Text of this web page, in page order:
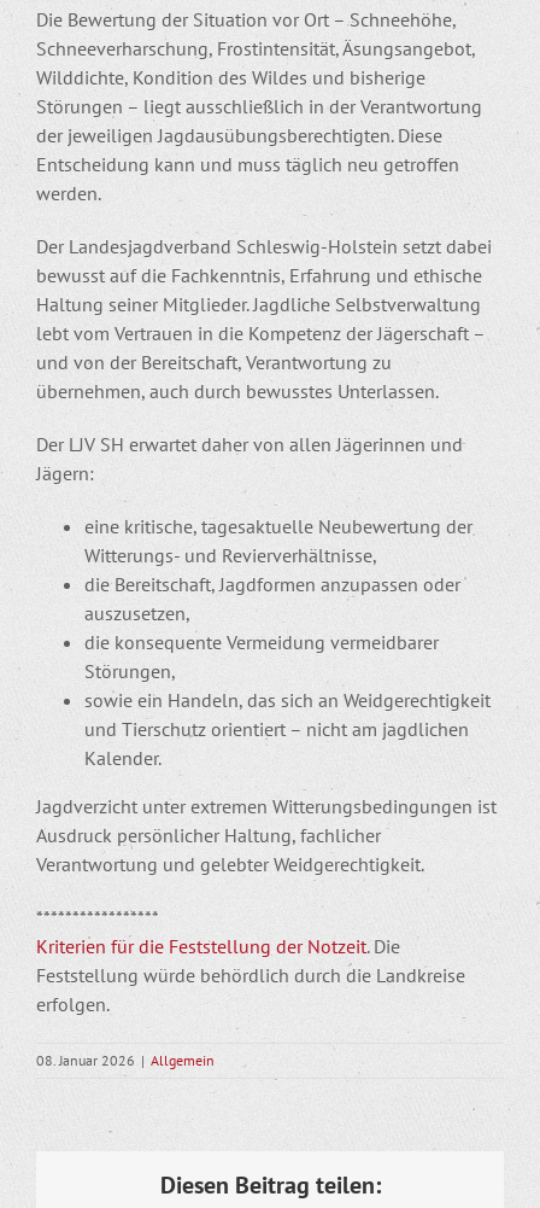
Die Bewertung der Situation vor Ort – Schneehöhe,
Schneeverharschung, Frostintensität, Äsungsangebot,
Wilddichte, Kondition des Wildes und bisherige
Störungen – liegt ausschließlich in der Verantwortung
der jeweiligen Jagdausübungsberechtigten. Diese
Entscheidung kann und muss täglich neu getroffen
werden.
Der Landesjagdverband Schleswig-Holstein setzt dabei
bewusst auf die Fachkenntnis, Erfahrung und ethische
Haltung seiner Mitglieder. Jagdliche Selbstverwaltung
lebt vom Vertrauen in die Kompetenz der Jägerschaft –
und von der Bereitschaft, Verantwortung zu
übernehmen, auch durch bewusstes Unterlassen.
Der LJV SH erwartet daher von allen Jägerinnen und
Jägern:
eine kritische, tagesaktuelle Neubewertung der
Witterungs- und Revierverhältnisse,
die Bereitschaft, Jagdformen anzupassen oder
auszusetzen,
die konsequente Vermeidung vermeidbarer
Störungen,
sowie ein Handeln, das sich an Weidgerechtigkeit
und Tierschutz orientiert – nicht am jagdlichen
Kalender.
Jagdverzicht unter extremen Witterungsbedingungen ist
Ausdruck persönlicher Haltung, fachlicher
Verantwortung und gelebter Weidgerechtigkeit.
*****************
Kriterien für die Feststellung der Notzeit. Die
Feststellung würde behördlich durch die Landkreise
erfolgen.
08. Januar 2026 | Allgemein
Diesen Beitrag teilen: